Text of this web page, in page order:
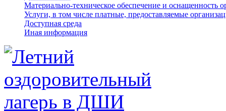
Материально-техническое обеспечение и оснащенность
Услуги, в том числе платные, предоставляемые
Доступная среда
Иная информация